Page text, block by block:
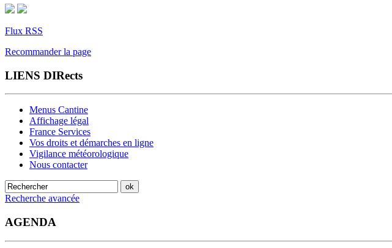
Flux RSS
Recommander la page
LIENS DIRects
Menus Cantine
Affichage légal
France Services
Vos droits et démarches en ligne
Vigilance météorologique
Nous contacter
Recherche avancée
AGENDA